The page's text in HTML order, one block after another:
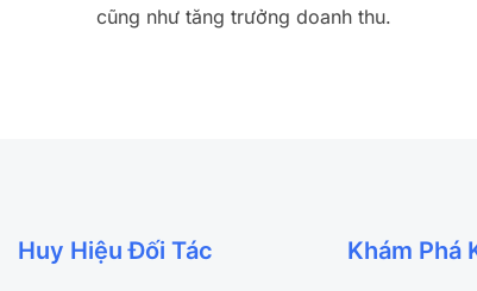
cũng như tăng trưởng doanh thu.
Huy Hiệu Đối Tác Khám Phá